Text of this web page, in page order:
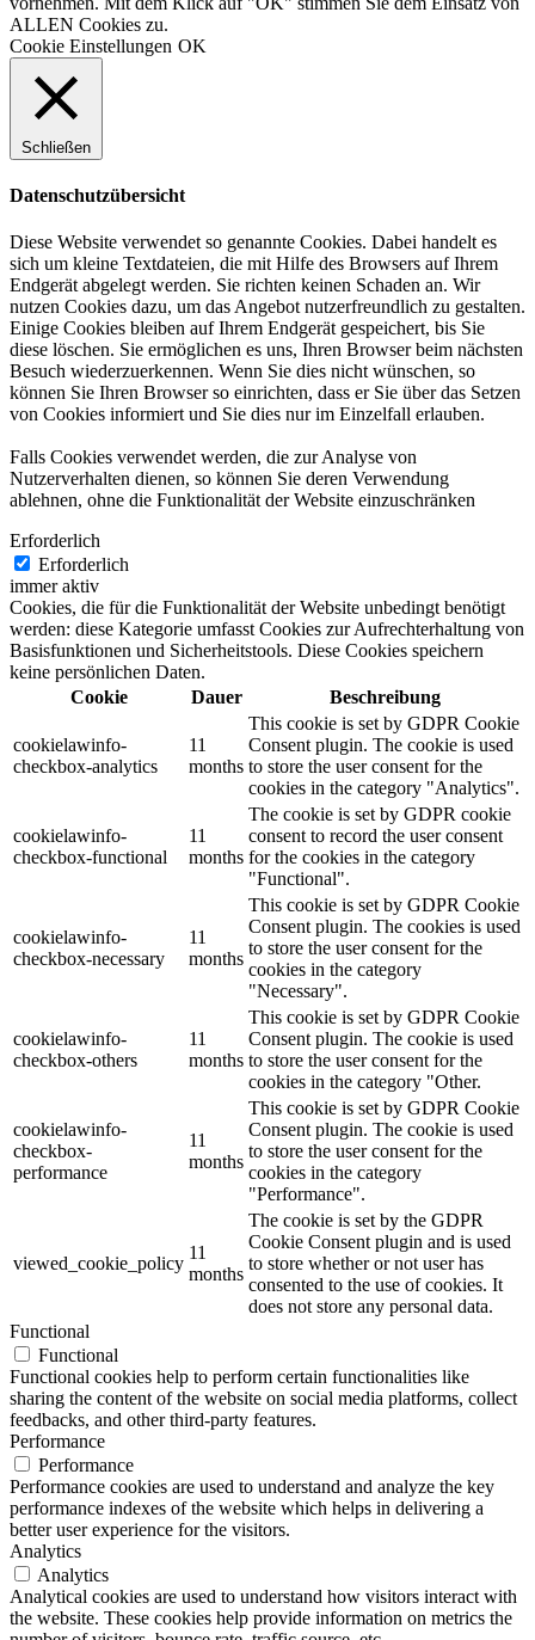
ALLEN Cookies zu.
Cookie Einstellungen OK
Schließen
Datenschutzübersicht
Diese Website verwendet so genannte Cookies. Dabei handelt es
sich um kleine Textdateien, die mit Hilfe des Browsers auf Ihrem
Endgerät abgelegt werden. Sie richten keinen Schaden an. Wir
nutzen Cookies dazu, um das Angebot nutzerfreundlich zu gestalten.
Einige Cookies bleiben auf Ihrem Endgerät gespeichert, bis Sie
diese löschen. Sie ermöglichen es uns, Ihren Browser beim nächsten
Besuch wiederzuerkennen. Wenn Sie dies nicht wünschen, so
können Sie Ihren Browser so einrichten, dass er Sie über das Setzen
von Cookies informiert und Sie dies nur im Einzelfall erlauben.
Falls Cookies verwendet werden, die zur Analyse von
Nutzerverhalten dienen, so können Sie deren Verwendung
ablehnen, ohne die Funktionalität der Website einzuschränken
Erforderlich
Erforderlich
immer aktiv
Cookies, die für die Funktionalität der Website unbedingt benötigt
werden: diese Kategorie umfasst Cookies zur Aufrechterhaltung von
Basisfunktionen und Sicherheitstools. Diese Cookies speichern
keine persönlichen Daten.
Cookie
Dauer Beschreibung
cookielawinfo-
checkbox-analytics
11
months
This cookie is set by GDPR Cookie
Consent plugin. The cookie is used
to store the user consent for the
cookies in the category "Analytics".
cookielawinfo-
checkbox-functional
11
months
The cookie is set by GDPR cookie
consent to record the user consent
for the cookies in the category
"Functional".
cookielawinfo-
checkbox-necessary
11
months
This cookie is set by GDPR Cookie
Consent plugin. The cookies is used
to store the user consent for the
cookies in the category
"Necessary".
cookielawinfo-
checkbox-others
11
months
This cookie is set by GDPR Cookie
Consent plugin. The cookie is used
to store the user consent for the
cookies in the category "Other.
cookielawinfo-
checkbox-
performance
11
months
This cookie is set by GDPR Cookie
Consent plugin. The cookie is used
to store the user consent for the
cookies in the category
"Performance".
viewed_cookie_policy
11
months
The cookie is set by the GDPR
Cookie Consent plugin and is used
to store whether or not user has
consented to the use of cookies. It
does not store any personal data.
Functional
Functional
Functional cookies help to perform certain functionalities like
sharing the content of the website on social media platforms, collect
feedbacks, and other third-party features.
Performance
Performance
Performance cookies are used to understand and analyze the key
performance indexes of the website which helps in delivering a
better user experience for the visitors.
Analytics
Analytics
Analytical cookies are used to understand how visitors interact with
the website. These cookies help provide information on metrics the